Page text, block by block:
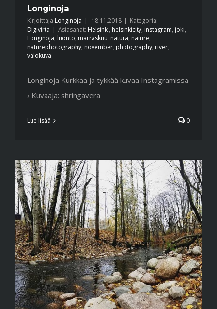
Longinoja
Kirjoittaja Longinoja | 18.11.2018 | Kategoria:
Digivirta | Asiasanat: Helsinki, helsinkicity, instagram, joki,
Longinoja, luonto, marraskuu, natura, nature,
naturephotography, november, photography, river,
valokuva
Longinoja Kurkkaa ja tykkää kuvaa Instagramissa
› Kuvaaja: shringavera
Lue lisää 0